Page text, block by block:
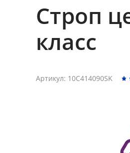
Строп
класс
Артикул: 10C414090SK